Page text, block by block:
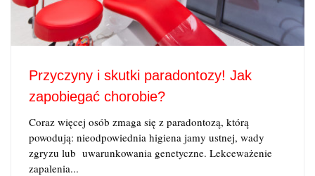
Przyczyny i skutki paradontozy! Jak
zapobiegać chorobie?
Coraz więcej osób zmaga się z paradontozą, którą
powodują: nieodpowiednia higiena jamy ustnej, wady
zgryzu lub uwarunkowania genetyczne. Lekceważenie
zapalenia...